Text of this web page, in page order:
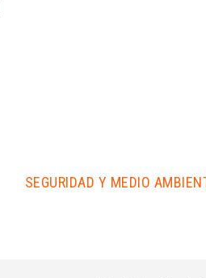
SEGURIDAD Y MEDIO